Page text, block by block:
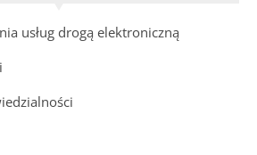
usług drogą elektroniczną